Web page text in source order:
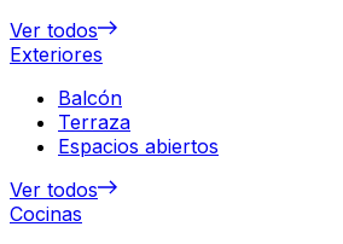
Ver todos
Exteriores
Balcón
Terraza
Espacios abiertos
Ver todos
Cocinas